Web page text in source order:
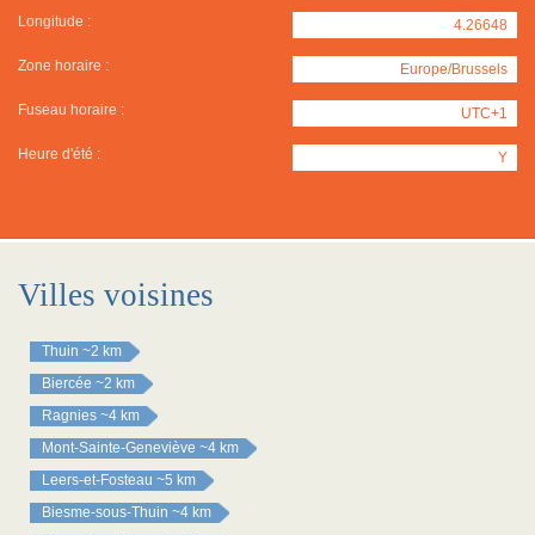
Longitude : 4.26648
Zone horaire : Europe/Brussels
Fuseau horaire : UTC+1
Heure d'été : Y
Villes voisines
Thuin ~2 km
Biercée ~2 km
Ragnies ~4 km
Mont-Sainte-Geneviève ~4 km
Leers-et-Fosteau ~5 km
Biesme-sous-Thuin ~4 km